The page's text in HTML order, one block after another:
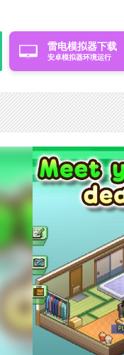
雷电模拟器下载
安卓模拟器环境运行